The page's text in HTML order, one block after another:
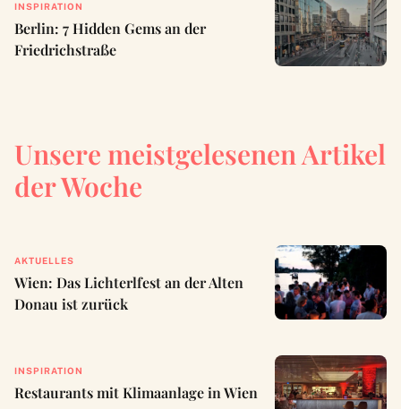
INSPIRATION
Berlin: 7 Hidden Gems an der
Friedrichstraße
Unsere meistgelesenen Artikel
der Woche
AKTUELLES
Wien: Das Lichterlfest an der Alten
Donau ist zurück
INSPIRATION
Restaurants mit Klimaanlage in Wien